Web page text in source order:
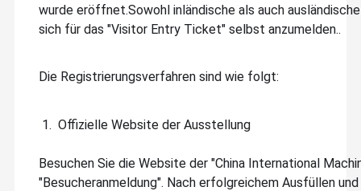
wurde eröffnet.Sowohl inländische als auch
sich für das "Visitor Entry Ticket" selbst anzumelden..
Die Registrierungsverfahren sind wie folgt:
Offizielle Website der Ausstellung
Besuchen Sie die Website der "China International
"Besucheranmeldung". Nach erfolgreichem Ausfüllen